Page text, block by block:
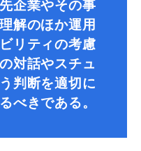
企業やその事
解のほか運用
リティの考慮
対話やスチュ
判断を適切に
べきである。